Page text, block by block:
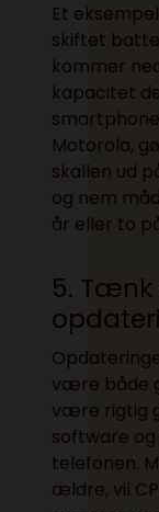
Et
skiftet
kommer
kapacitet
Motorola,
skallen ud
og nem
år eller to
5.
være både
være rigtig
software
telefonen.
ældre, vil